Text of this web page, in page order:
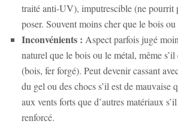
traité anti-UV), imputrescible (ne pourrit
poser. Souvent moins cher que le bois
Inconvénients : Aspect parfois jugé
naturel que le bois ou le métal, même
(bois, fer forgé). Peut devenir cassant
du gel ou des chocs s’il est de mauvaise
aux vents forts que d’autres matériaux
renforcé.